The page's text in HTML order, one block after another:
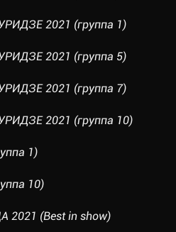
2021 (группа 1)
2021 (группа 5)
2021 (группа 7)
2021 (группа 10)
1)
10)
(Best in show)